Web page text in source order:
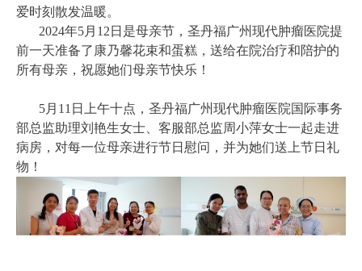
爱时刻散发温暖。
2024年5月12日是母亲节，圣丹福广州现代肿瘤医院提
前一天准备了康乃馨花束和蛋糕，送给在院治疗和陪护的
所有母亲，祝愿她们母亲节快乐！
5月11日上午十点，圣丹福广州现代肿瘤医院国际事务
部总监助理刘艳生女士、客服部总监周小萍女士一起走进
病房，对每一位母亲进行节日慰问，并为她们送上节日礼
物！